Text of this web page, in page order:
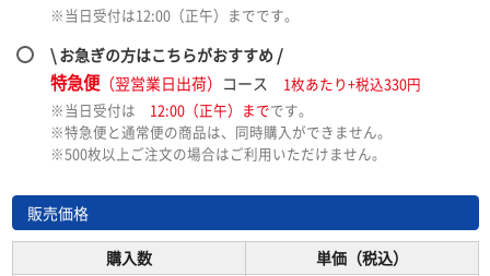
※当日受付は12:00（正午）までです。
\ お急ぎの方はこちらがおすすめ /
特急便（翌営業日出荷） コース
1枚あたり+税込330円
※当日受付は 12:00（正午）までです。
※特急便と通常便の商品は、同時購入ができません。
※500枚以上ご注文の場合はご利用いただけません。
販売価格
購入数
単価（税込）